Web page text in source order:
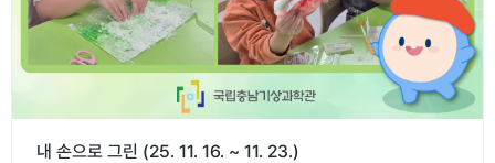
내 손으로 그린 (25. 11. 16. ~ 11. 23.)